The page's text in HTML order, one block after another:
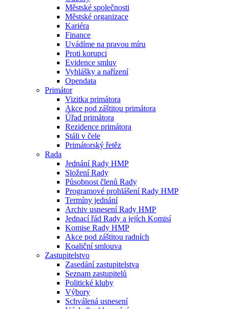
Městské společnosti
Městské organizace
Kariéra
Finance
Uvádíme na pravou míru
Proti korupci
Evidence smluv
Vyhlášky a nařízení
Opendata
Primátor
Vizitka primátora
Akce pod záštitou primátora
Úřad primátora
Rezidence primátora
Stáli v čele
Primátorský řetěz
Rada
Jednání Rady HMP
Složení Rady
Působnost členů Rady
Programové prohlášení Rady HMP
Termíny jednání
Archiv usnesení Rady HMP
Jednací řád Rady a jejích Komisí
Komise Rady HMP
Akce pod záštitou radních
Koaliční smlouva
Zastupitelstvo
Zasedání zastupitelstva
Seznam zastupitelů
Politické kluby
Výbory
Schválená usnesení